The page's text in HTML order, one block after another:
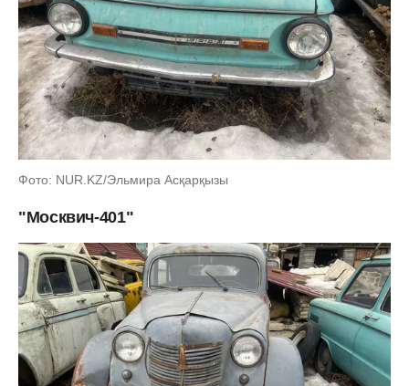
Фото: NUR.KZ/Эльмира Асқарқызы
"Москвич-401"